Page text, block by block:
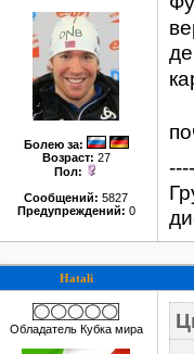
Болею за:
Возраст: 27
Пол:
Сообщений: 5827
Предупреждений: 0
Hatali
Обладатель Кубка мира